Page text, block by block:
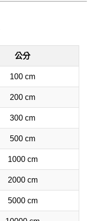
公分
100 cm
200 cm
300 cm
500 cm
1000 cm
2000 cm
5000 cm